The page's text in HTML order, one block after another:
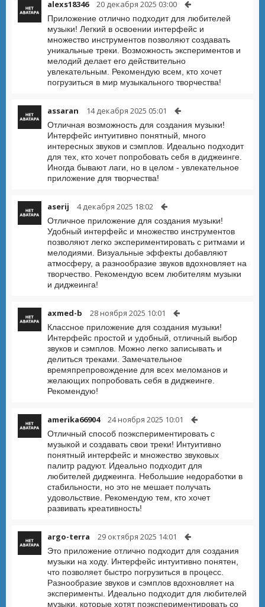
alexs18346 20 декабря 2025 03:00
Приложение отлично подходит для любителей
музыки! Легкий в освоении интерфейс и
множество инструментов позволяют создавать
уникальные треки. Возможность экспериментов и
мелодий делает его действительно
увлекательным. Рекомендую всем, кто хочет
погрузиться в мир музыкального творчества!
assaran 14 декабря 2025 05:01
Отличная возможность для создания музыки!
Интерфейс интуитивно понятный, много
интересных звуков и сэмплов. Идеально подходит
для тех, кто хочет попробовать себя в диджеинге.
Иногда бывают лаги, но в целом - увлекательное
приложение для творчества!
aserij 4 декабря 2025 18:02
Отличное приложение для создания музыки!
Удобный интерфейс и множество инструментов
позволяют легко экспериментировать с ритмами и
мелодиями. Визуальные эффекты добавляют
атмосферу, а разнообразие звуков вдохновляет на
творчество. Рекомендую всем любителям музыки
и диджеинга!
axmed-b 28 ноября 2025 10:01
Классное приложение для создания музыки!
Интерфейс простой и удобный, отличный выбор
звуков и сэмплов. Можно легко записывать и
делиться треками. Замечательное
времяпрепровождение для всех меломанов и
желающих попробовать себя в диджеинге.
Рекомендую!
amerika66904 24 ноября 2025 10:01
Отличный способ поэкспериментировать с
музыкой и создавать свои треки! Интуитивно
понятный интерфейс и множество звуковых
палитр радуют. Идеально подходит для
любителей диджеинга. Небольшие недоработки в
стабильности, но это не мешает получать
удовольствие. Рекомендую тем, кто хочет
развивать креативность!
argo-terra 29 октября 2025 14:01
Это приложение отлично подходит для создания
музыки на ходу. Интерфейс интуитивно понятен,
что позволяет быстро погрузиться в процесс.
Разнообразие звуков и сэмплов вдохновляет на
эксперименты. Идеально подходит для любителей
музыки, которые хотят поэкспериментировать со